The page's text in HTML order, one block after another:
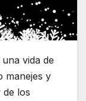
vida de
manejes y
de los